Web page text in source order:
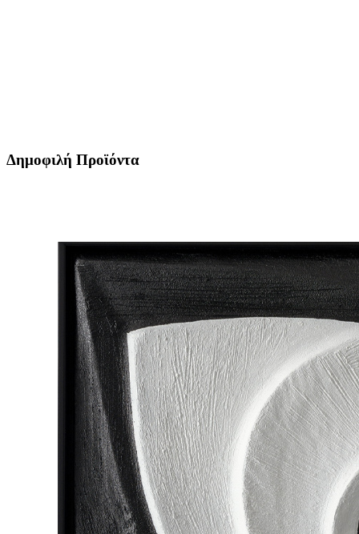
Δημοφιλή Προϊόντα